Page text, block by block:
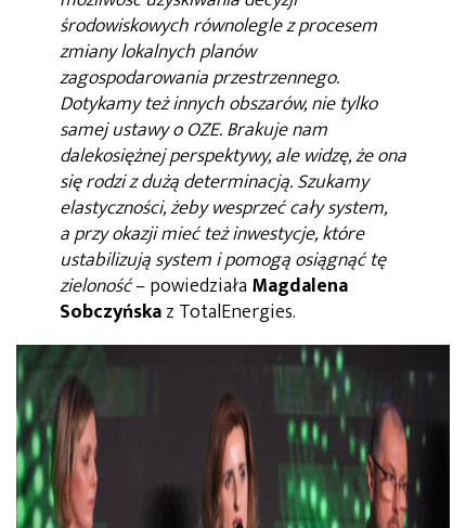
środowiskowych równolegle z procesem
zmiany lokalnych planów
zagospodarowania przestrzennego.
Dotykamy też innych obszarów, nie tylko
samej ustawy o OZE. Brakuje nam
dalekosiężnej perspektywy, ale widzę, że ona
się rodzi z dużą determinacją. Szukamy
elastyczności, żeby wesprzeć cały system,
a przy okazji mieć też inwestycje, które
ustabilizują system i pomogą osiągnąć tę
zieloność– powiedziała Magdalena
Sobczyńskaz TotalEnergies.